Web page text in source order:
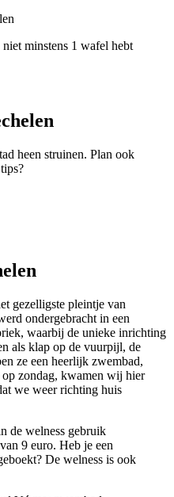
minstens 1 wafel hebt
heen struinen. Plan ook
gezelligste pleintje van
ondergebracht in een
waarbij de unieke inrichting
als klap op de vuurpijl, de
ze een heerlijk zwembad,
zondag, kwamen wij hier
we weer richting huis
de welness gebruik
9 euro. Heb je een
De welness is ook